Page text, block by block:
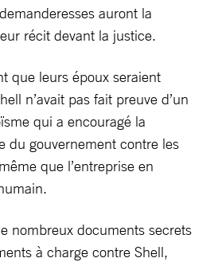
auront la
récit devant la justice.
que leurs époux seraient
n’avait pas fait preuve d’un
qui a encouragé la
du gouvernement contre les
que l’entreprise en
nombreux documents secrets
à charge contre Shell,